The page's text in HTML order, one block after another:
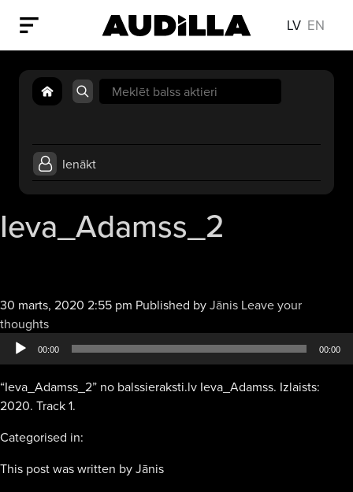
LV EN
Search
for:
Ienākt
Ieva_Adamss_2
30 marts, 2020 2:55 pm Published byJānis Leave your
thoughtsAudio
atskaņotājs
00:00 00:00
“Ieva_Adamss_2” no balssieraksti.lv Ieva_Adamss. Izlaists:
2020. Track 1.
Categorised in:
This post was written by Jānis